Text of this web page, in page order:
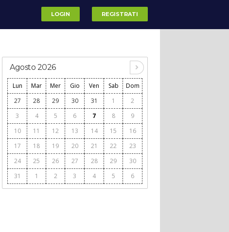
LOGIN REGISTRATI
Agosto 2026
Lun Mar Mer Gio Ven Sab
Dom
27
28 29 30 31 1
2
3
4 5 6 7 8
9
10
11 12 13 14 15
16
17
18 19 20 21 22
23
24
25 26 27 28 29
30
31
1 2 3 4 5 6